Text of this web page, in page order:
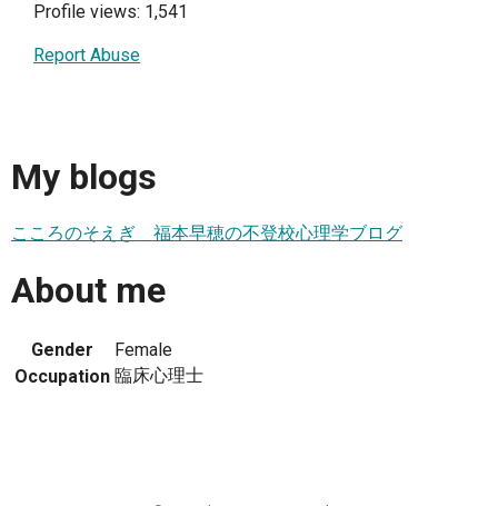
Profile views: 1,541
Report Abuse
My blogs
こころのそえぎ 福本早穂の不登校心理学ブログ
About me
Gender
Female
Occupation 臨床心理士